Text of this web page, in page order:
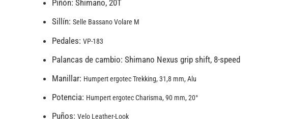
Piñón: Shimano, 20T
Sillín: Selle Bassano Volare M
Pedales: VP-183
Palancas de cambio: Shimano Nexus grip shift, 8-speed
Manillar: Humpert ergotec Trekking, 31,8 mm, Alu
Potencia: Humpert ergotec Charisma, 90 mm, 20°
Puños: Velo Leather-Look